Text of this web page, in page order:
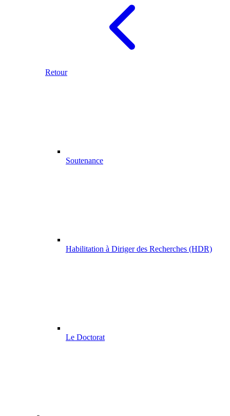
Retour
Soutenance
Habilitation à Diriger des Recherches (HDR)
Le Doctorat